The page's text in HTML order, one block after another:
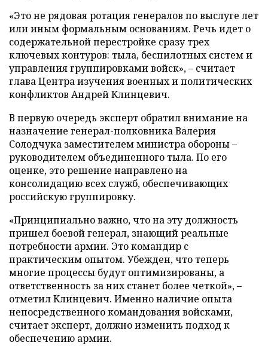
«Это не рядовая ротация генералов по выслуге лет
или иным формальным основаниям. Речь идет о
содержательной перестройке сразу трех
ключевых контуров: тыла, беспилотных систем и
управления группировками войск», – считает
глава Центра изучения военных и политических
конфликтов Андрей Клинцевич.
В первую очередь эксперт обратил внимание на
назначение генерал-полковника Валерия
Солодчука заместителем министра обороны –
руководителем объединенного тыла. По его
оценке, это решение направлено на
консолидацию всех служб, обеспечивающих
российскую группировку.
«Принципиально важно, что на эту должность
пришел боевой генерал, знающий реальные
потребности армии. Это командир с
практическим опытом. Убежден, что теперь
многие процессы будут оптимизированы, а
ответственность за них станет более четкой», –
отметил Клинцевич. Именно наличие опыта
непосредственного командования войсками,
считает эксперт, должно изменить подход к
обеспечению армии.